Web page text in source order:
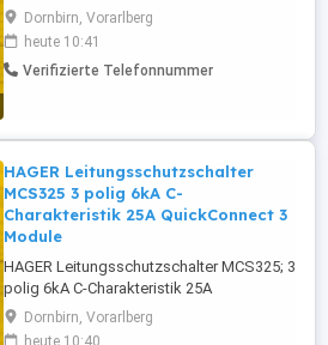
vorhanden. Neuwertig, voll funktionsfähig.
Restbestand aus Projekt. Schick mir deine
Preisvorstellung! Privatverkauf. Keine
Gewährleistung. Selbstabholung in
Dornbirn, Vorarlberg
heute 10:41
Verifizierte Telefonnummer
HAGER Leitungsschutzschalter
MCS325 3 polig 6kA C-
Charakteristik 25A QuickConnect 3
Module
HAGER Leitungsschutzschalter MCS325; 3
polig 6kA C-Charakteristik 25A
QuickConnect 3 Module. Details siehe
Datenblatt unter https: produktkatalog
Dornbirn, Vorarlberg
heute 10:40